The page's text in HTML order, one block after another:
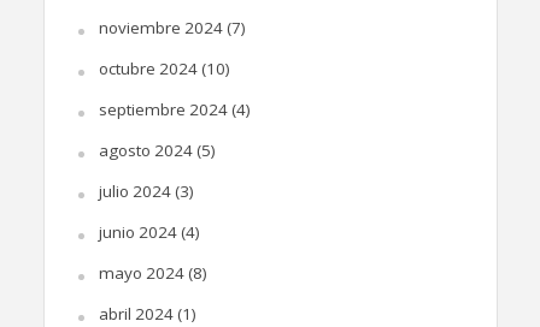
noviembre 2024(7)
octubre 2024(10)
septiembre 2024(4)
agosto 2024(5)
julio 2024(3)
junio 2024(4)
mayo 2024(8)
abril 2024(1)